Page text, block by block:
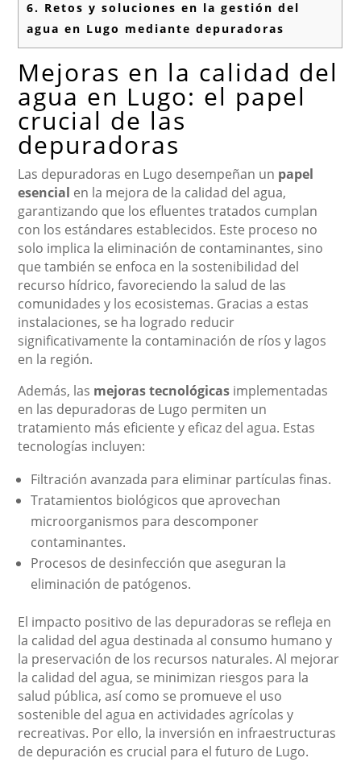
6. Retos y soluciones en la gestión del
agua en Lugo mediante depuradoras
Mejoras en la calidad del
agua en Lugo: el papel
crucial de las
depuradoras
Las depuradoras en Lugo desempeñan un papel
esencial en la mejora de la calidad del agua,
garantizando que los efluentes tratados cumplan
con los estándares establecidos. Este proceso no
solo implica la eliminación de contaminantes, sino
que también se enfoca en la sostenibilidad del
recurso hídrico, favoreciendo la salud de las
comunidades y los ecosistemas. Gracias a estas
instalaciones, se ha logrado reducir
significativamente la contaminación de ríos y lagos
en la región.
Además, las mejoras tecnológicas implementadas
en las depuradoras de Lugo permiten un
tratamiento más eficiente y eficaz del agua. Estas
tecnologías incluyen:
Filtración avanzada para eliminar partículas finas.
Tratamientos biológicos que aprovechan
microorganismos para descomponer
contaminantes.
Procesos de desinfección que aseguran la
eliminación de patógenos.
El impacto positivo de las depuradoras se refleja en
la calidad del agua destinada al consumo humano y
la preservación de los recursos naturales. Al mejorar
la calidad del agua, se minimizan riesgos para la
salud pública, así como se promueve el uso
sostenible del agua en actividades agrícolas y
recreativas. Por ello, la inversión en infraestructuras
de depuración es crucial para el futuro de Lugo.